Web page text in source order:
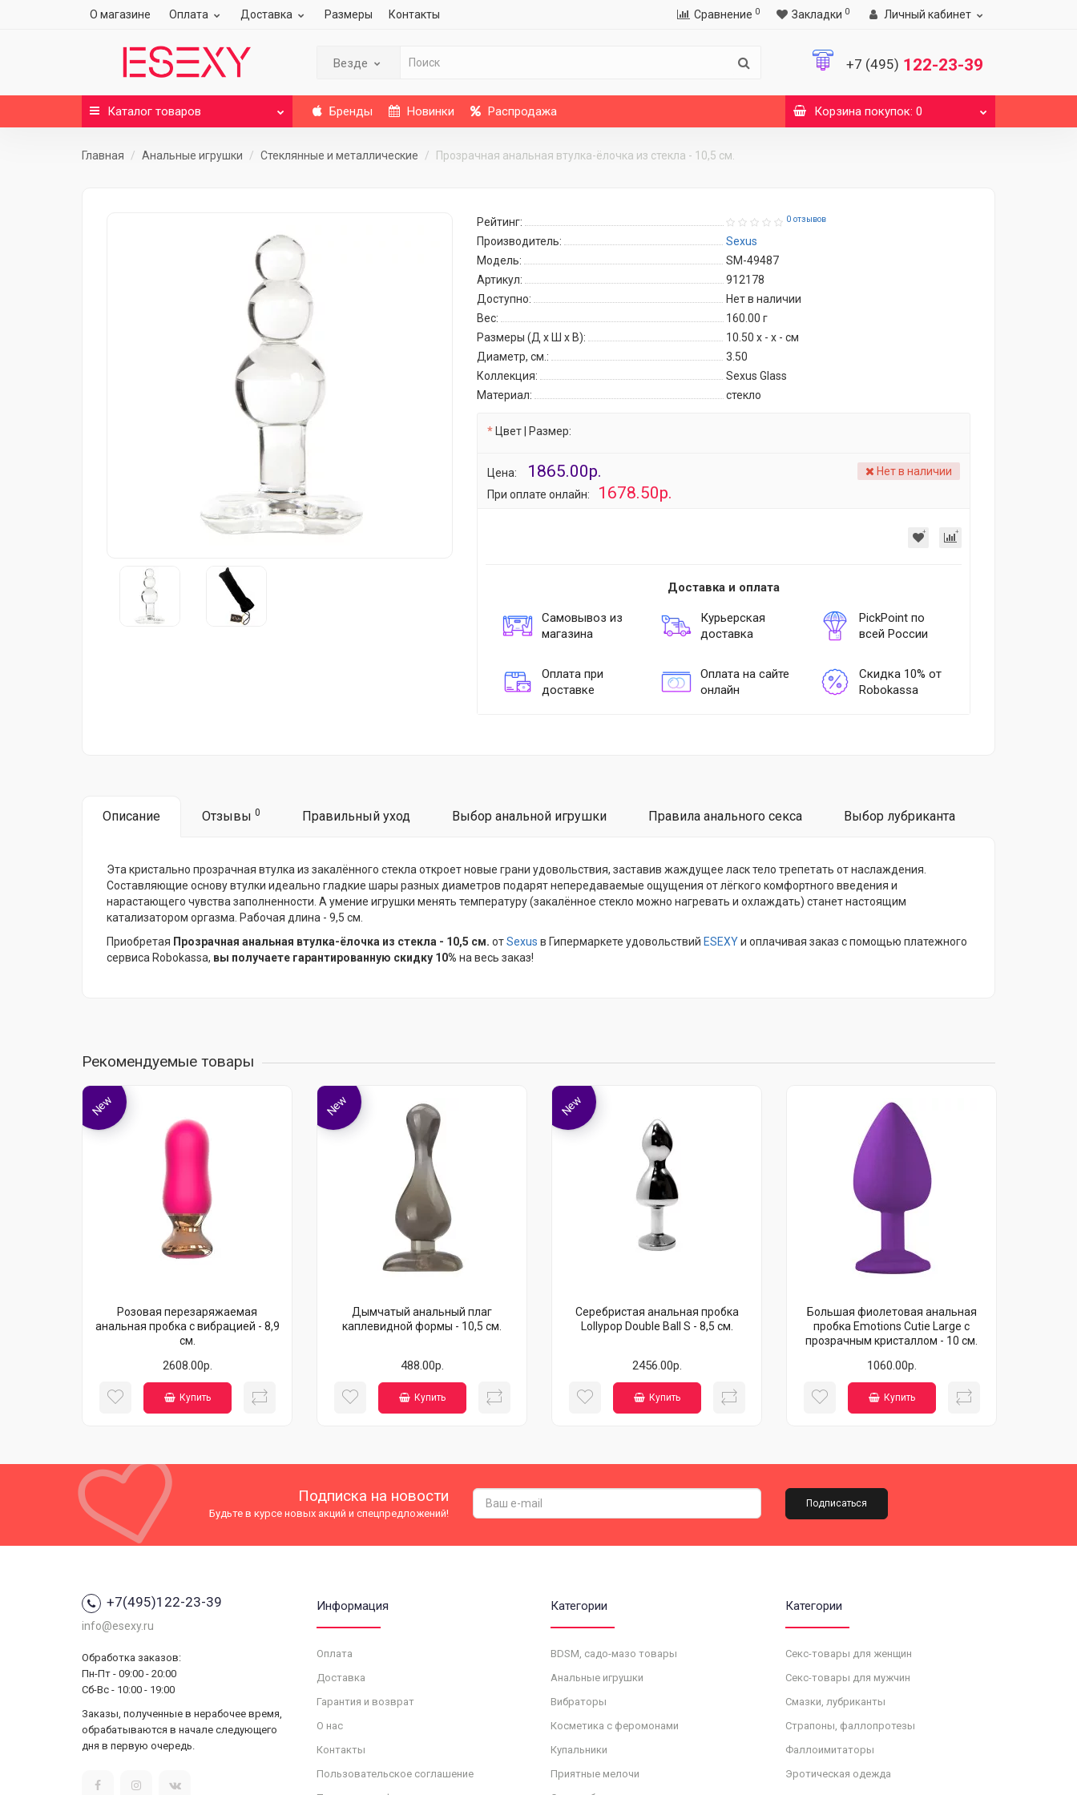
О магазине Оплата Доставка Размеры Контакты Сравнение 0 Закладки 0 Личный кабинет
Везде +7 (495) 122-23-39
Каталог товаров Бренды Новинки Распродажа Корзинапокупок: 0
Главная Анальные игрушки Стеклянные и металлические Прозрачная анальная втулка-ёлочка из стекла - 10,5 см.
Рейтинг: 0 отзывов
Производитель:
Sexus
Модель:
SM-49487
Артикул:
912178
Доступно:
Нет в наличии
Вес:
160.00 г
Размеры (Д x Ш x В):
10.50 x - x - см
Диаметр, см.:
3.50
Коллекция:
Sexus Glass
Материал:
стекло
Цвет | Размер:
Цена: 1865.00р.
При оплате онлайн: 1678.50р.
Нет в наличии
Доставка и оплата
Самовывоз из
магазина
Курьерская
доставка
PickPoint по
всей России
Оплата при
доставке
Оплата на сайте
онлайн
Скидка 10% от
Robokassa
Описание Отзывы 0 Правильный уход Выбор анальной игрушки Правила анального секса Выбор лубриканта
Эта кристально прозрачная втулка из закалённого стекла откроет новые грани удовольствия, заставив жаждущее ласк тело трепетать от наслаждения.
Составляющие основу втулки идеально гладкие шары разных диаметров подарят непередаваемые ощущения от лёгкого комфортного введения и
нарастающего чувства заполненности. А умение игрушки менять температуру (закалённое стекло можно нагревать и охлаждать) станет настоящим
катализатором оргазма. Рабочая длина - 9,5 см.
Приобретая Прозрачная анальная втулка-ёлочка из стекла - 10,5 см. отSexus в Гипермаркете удовольствий ESEXYи оплачивая заказ с помощью платежного
сервиса Robokassa, вы получаете гарантированную скидку 10% на весь заказ!
Рекомендуемые товары
New
Розовая перезаряжаемая
анальная пробка с вибрацией - 8,9
см.
2608.00р.
Купить
New
Дымчатый анальный плаг
каплевидной формы - 10,5 см.
488.00р.
Купить
New
Серебристая анальная пробка
Lollypop Double Ball S - 8,5 см.
2456.00р.
Купить
Большая фиолетовая анальная
пробка Emotions Cutie Large с
прозрачным кристаллом - 10 см.
1060.00р.
Купить
Подписка на новости
Будьте в курсе новых акций и спецпредложений!
Подписаться
+7(495)122-23-39
info@esexy.ru
Обработка заказов:
Пн-Пт - 09:00 - 20:00
Сб-Вс - 10:00 - 19:00
Заказы, полученные в нерабочее время,
обрабатываются в начале следующего
дня в первую очередь.
Информация
Оплата
Доставка
Гарантия и возврат
О нас
Контакты
Пользовательское соглашение
Категории
BDSM, садо-мазо товары
Анальные игрушки
Вибраторы
Косметика с феромонами
Купальники
Приятные мелочи
Категории
Секс-товары для женщин
Секс-товары для мужчин
Смазки, лубриканты
Страпоны, фаллопротезы
Фаллоимитаторы
Эротическая одежда